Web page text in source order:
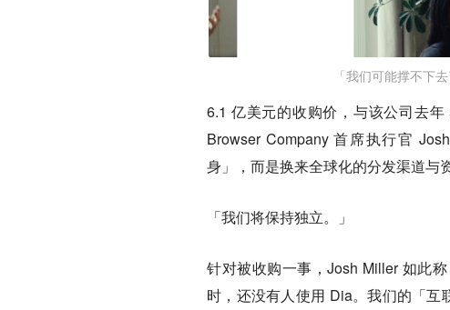
「我们可能撑不下
6.1 亿美元的收购价，与该公司去
Browser Company 首席执行官
身」，而是换来全球化的分发渠道与
「我们将保持独立。 」
针对被收购一事，Josh Miller 如此
时，还没有人使用 Dia。我们的「